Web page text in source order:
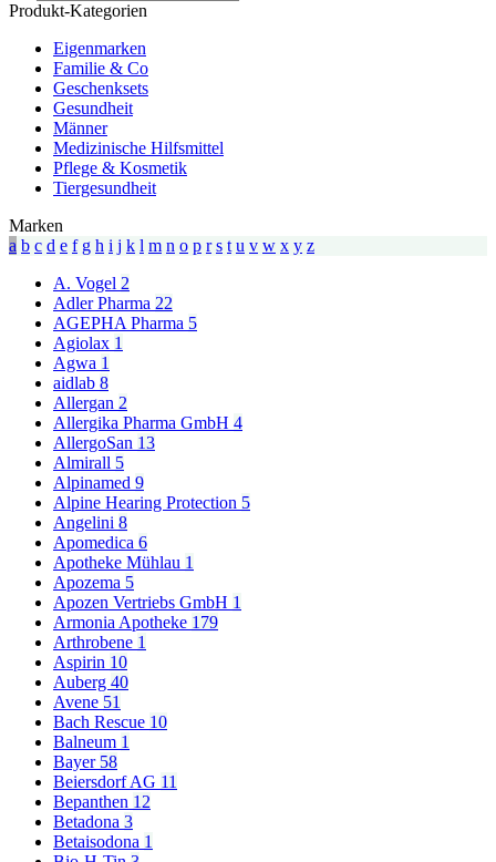
Produkt-Kategorien
Eigenmarken
Familie & Co
Geschenksets
Gesundheit
Männer
Medizinische Hilfsmittel
Pflege & Kosmetik
Tiergesundheit
Marken
a b c d e f g h i j k l m n o p r s t u v w x y z
A. Vogel 2
Adler Pharma 22
AGEPHA Pharma 5
Agiolax 1
Agwa 1
aidlab 8
Allergan 2
Allergika Pharma GmbH 4
AllergoSan 13
Almirall 5
Alpinamed 9
Alpine Hearing Protection 5
Angelini 8
Apomedica 6
Apotheke Mühlau 1
Apozema 5
Apozen Vertriebs GmbH 1
Armonia Apotheke 179
Arthrobene 1
Aspirin 10
Auberg 40
Avene 51
Bach Rescue 10
Balneum 1
Bayer 58
Beiersdorf AG 11
Bepanthen 12
Betadona 3
Betaisodona 1